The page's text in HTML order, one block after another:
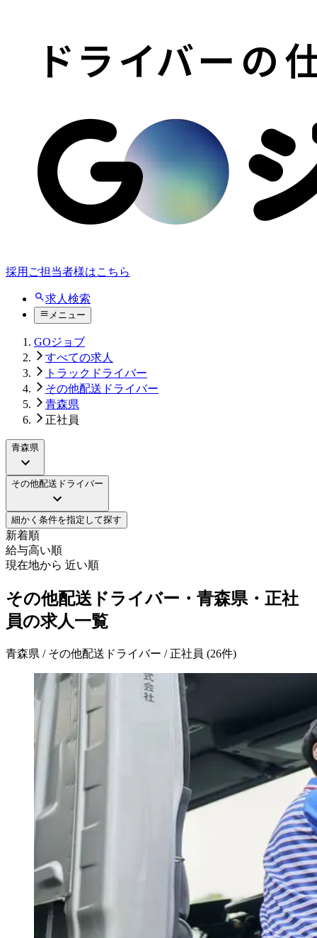
採用ご担当者様はこちら
求人検索
メニュー
GOジョブ
すべての求人
トラックドライバー
その他配送ドライバー
青森県
正社員
青森県
その他配送ドライバー
細かく条件を指定して探す
新着順
給与高い順
現在地から 近い順
その他配送ドライバー・青森県・正社
員の求人一覧
青森県 / その他配送ドライバー / 正社員 (26件)